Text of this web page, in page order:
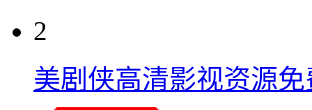
2
美剧侠高清影视资源